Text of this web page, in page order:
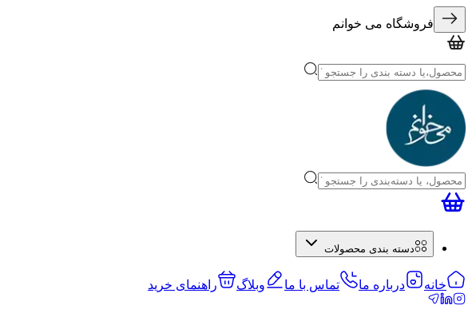
فروشگاه می خوانم
دسته بندی محصولات
خانه درباره ما تماس با ما وبلاگ راهنمای خرید